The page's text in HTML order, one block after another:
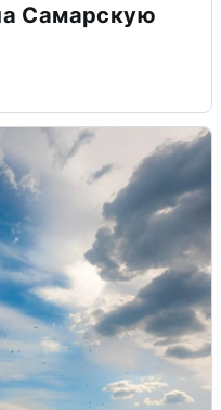
Самарскую